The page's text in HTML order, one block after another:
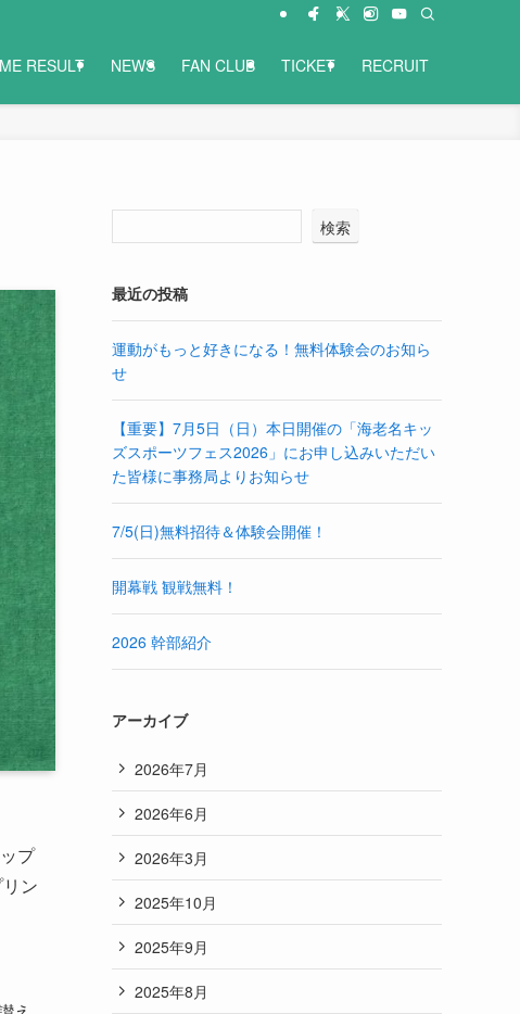
RESULT NEWS FAN CLUB TICKET RECRUIT
プ
ン
検索
最近の投稿
運動がもっと好きになる！無料体験会のお知ら
せ
【重要】7月5日（日）本日開催の「海老名キッ
ズスポーツフェス2026」にお申し込みいただい
た皆様に事務局よりお知らせ
7/5(日)無料招待＆体験会開催！
開幕戦 観戦無料！
2026 幹部紹介
アーカイブ
2026年7月
2026年6月
2026年3月
2025年10月
2025年9月
2025年8月